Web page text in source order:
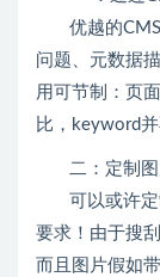
优越的CMS
问题、元数据
用可节制：页
比，keyword
二：定制图
可以或许定
要求！由于搜
而且图片假如